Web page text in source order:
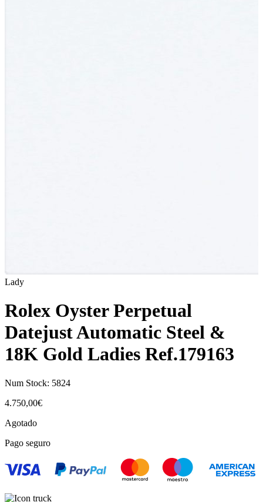
Lady
Rolex Oyster Perpetual
Datejust Automatic Steel &
18K Gold Ladies Ref.179163
Num Stock: 5824
4.750,00€
Agotado
Pago seguro